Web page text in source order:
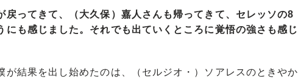
ってきて、（大久保）嘉人さんも帰ってきて、セレッソの8
にも感じました。それでも出ていくところに覚悟の強さも感じ
が結果を出し始めたのは、（セルジオ・）ソアレスのときやか